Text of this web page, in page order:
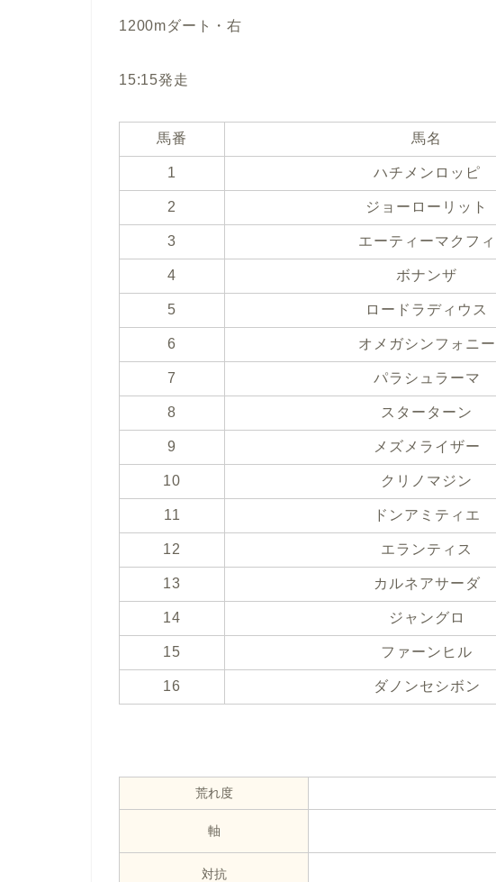
1200mダート・右
15:15発走
馬番 馬名
1 ハチメンロッピ
2 ジョーローリット
3 エーティーマクフィ
4 ボナンザ
5 ロードラディウス
6 オメガシンフォニー
7 パラシュラーマ
8 スターターン
9 メズメライザー
10 クリノマジン
11 ドンアミティエ
12 エランティス
13 カルネアサーダ
14 ジャングロ
15 ファーンヒル
16 ダノンセシボン
荒れ度
軸
対抗